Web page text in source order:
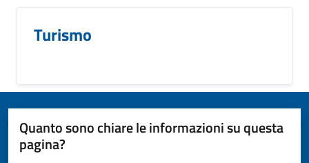
Turismo
Quanto sono chiare le informazioni su questa
pagina?